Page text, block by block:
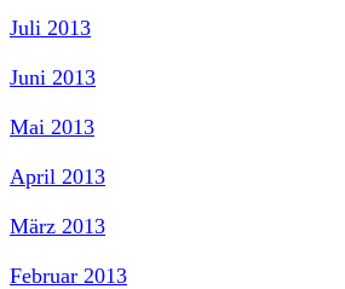
Juli 2013
Juni 2013
Mai 2013
April 2013
März 2013
Februar 2013